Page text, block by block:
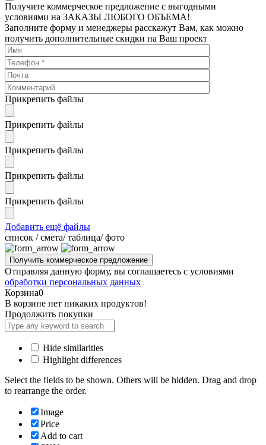
Получите коммерческое предложение с выгодными
условиями на ЗАКАЗЫ ЛЮБОГО ОБЪЕМА!
Заполните форму и менеджеры расскажут Вам, как можно
получить дополнительные скидки на Ваш проект
Прикрепить файлы
Прикрепить файлы
Прикрепить файлы
Прикрепить файлы
Прикрепить файлы
Добавить ещё файлы
cписок / смета/ таблица/ фото
Отправляя данную форму, вы соглашаетесь с условиями
обработки персональных данных
Корзина0
В корзине нет никаких продуктов!
Продолжить покупки
Hide similarities
Highlight differences
Select the fields to be shown. Others will be hidden. Drag and drop
to rearrange the order.
Image
Price
Add to cart